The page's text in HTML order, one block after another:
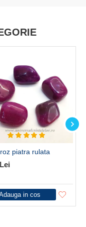
piatra rulata
in cos